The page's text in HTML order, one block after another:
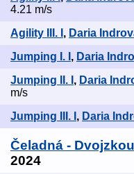
4.21 m/s
Agility III. I , Daria
Jumping I. I , Daria
Jumping II. I , Daria
m/s
Jumping III. I , Daria
Čeladná -
2024